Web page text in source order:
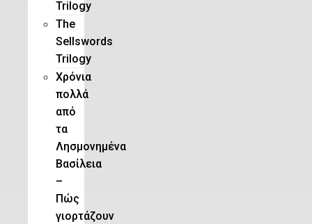
Trilogy
Τhe
Sellswords
Trilogy
Χρόνια
πολλά
από
τα
Λησμονημένα
Βασίλεια
–
Πώς
γιορτάζουν